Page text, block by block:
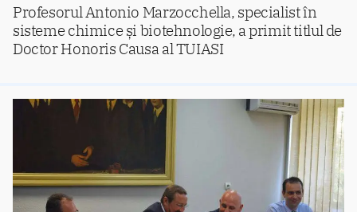
Profesorul Antonio Marzocchella, specialist în
sisteme chimice și biotehnologie, a primit titlul de
Doctor Honoris Causa al TUIASI